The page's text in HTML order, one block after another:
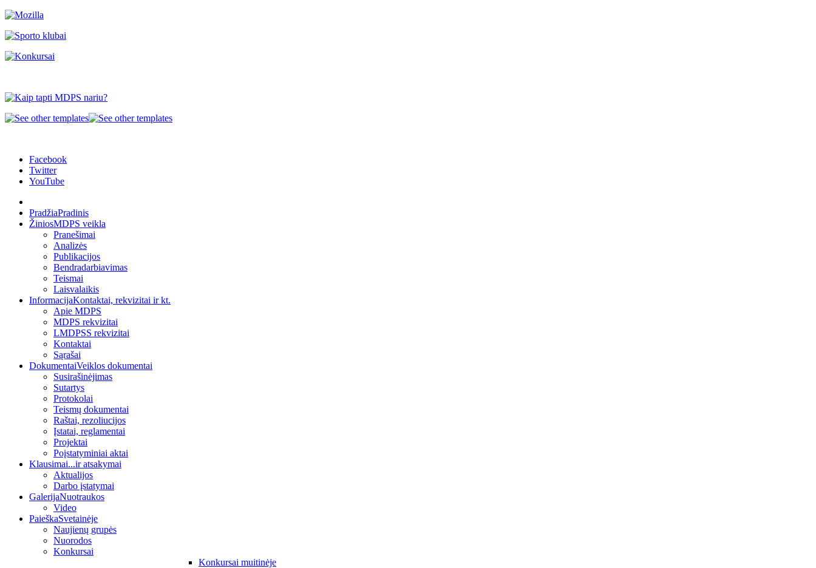
Facebook
Twitter
YouTube
PradžiaPradinis
ŽiniosMDPS veikla
Pranešimai
Analizės
Publikacijos
Bendradarbiavimas
Teismai
Laisvalaikis
InformacijaKontaktai, rekvizitai ir kt.
Apie MDPS
MDPS rekvizitai
LMDPSS rekvizitai
Kontaktai
Sąrašai
DokumentaiVeiklos dokumentai
Susirašinėjimas
Sutartys
Protokolai
Teismų dokumentai
Raštai, rezoliucijos
Įstatai, reglamentai
Projektai
Poįstatyminiai aktai
Klausimai...ir atsakymai
Aktualijos
Darbo įstatymai
GalerijaNuotraukos
Video
PaieškaSvetainėje
Naujienų grupės
Nuorodos
Konkursai
Konkursai muitinėje